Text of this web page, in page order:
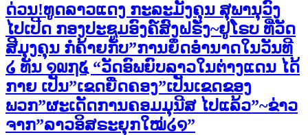
ດ່ວນ!ທູດລາວແດງ ກະລະມັງຄຸນ ສຸພານຸວົງ
ໄປເປີດ ກອງປະຊູມອົງຄ໌ສົງຝຣັ່ງ~ຢູໂຣບ ທີ່ວັດ
ສີມຸງຄຸນ ກໍຄ້າຍກັບ”ການຍຶດອຳນາດໃນວັນທີ
໒ ທັນ ໑໙໗໕ “ວັດອົພຍົບລາວໃນຕ່າງແດນ ໄດ້
ກາຍ ເປັນ”ເຂດຍືດຄອງ”ເປັນເຂດຂອງ
ພວກ”ຜະເດັດການຄອມມຸນີສ ໄປແລ້ວ”~ຂ່າວ
ຈາກ”ລາວອິສຣະຍຸກໃໝ່໒໑”